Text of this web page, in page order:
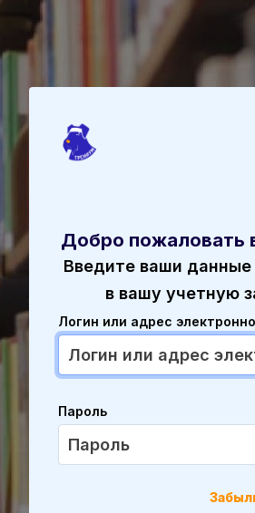
Перейти к основному
Добро пожаловать
Введите ваши данные
в вашу учетную
Пропустить и
Логин или адрес
Логин или адрес
Пароль
Пароль